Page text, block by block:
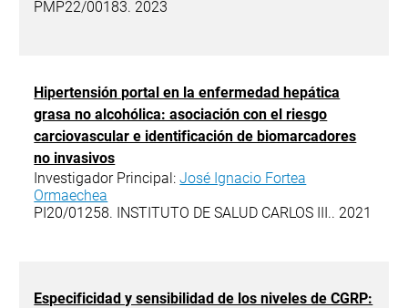
PMP22/00183. 2023
Hipertensión portal en la enfermedad hepática
grasa no alcohólica: asociación con el riesgo
carciovascular e identificación de biomarcadores
no invasivos
Investigador Principal:José Ignacio Fortea
Ormaechea
PI20/01258. INSTITUTO DE SALUD CARLOS III.. 2021
Especificidad y sensibilidad de los niveles de CGRP: